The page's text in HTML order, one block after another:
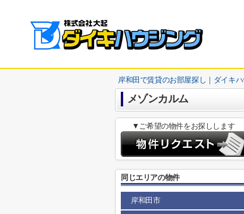
岸和田で賃貸のお部屋探し｜ダイキ
メゾンカルム
▼ご希望の物件をお探しします
同じエリアの物件
岸和田市